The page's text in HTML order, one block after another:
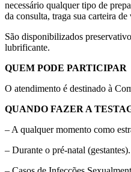
necessário qualquer tipo de
da consulta, traga sua carteira de
São disponibilizados
lubrificante.
QUEM PODE PARTICIPAR
O atendimento é destinado à
QUANDO FAZER A
– A qualquer momento como
– Durante o pré-natal (gestantes).